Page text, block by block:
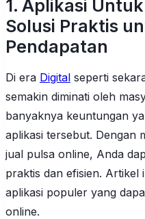
1. Aplikasi
Solusi Praktis
Pendapatan
Di era Digital seperti
semakin diminati oleh
banyaknya keuntungan
aplikasi tersebut. Dengan
jual pulsa online, Anda
praktis dan efisien. Artikel
aplikasi populer yang
online.